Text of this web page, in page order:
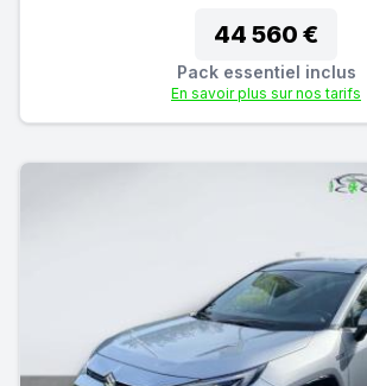
44 560 €
Pack essentiel inclus
En savoir plus sur nos tarifs